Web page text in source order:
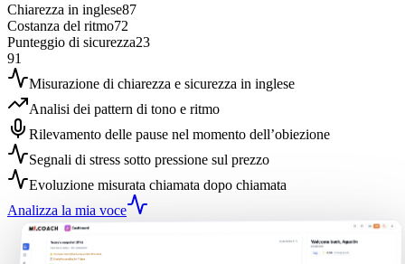
Chiarezza in inglese87
Costanza del ritmo72
Punteggio di sicurezza23
91
Misurazione di chiarezza e sicurezza in inglese
Analisi dei pattern di tono e ritmo
Rilevamento delle pause nel momento dell’obiezione
Segnali di stress sotto pressione sul prezzo
Evoluzione misurata chiamata dopo chiamata
Analizza la mia voce